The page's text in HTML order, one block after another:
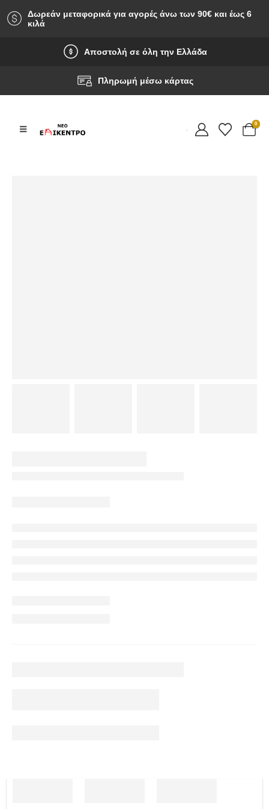
Δωρεάν μεταφορικά για αγορές άνω των 90‎€ και έως 6
κιλά
Αποστολή σε όλη την Ελλάδα
Πληρωμή μέσω κάρτας
0